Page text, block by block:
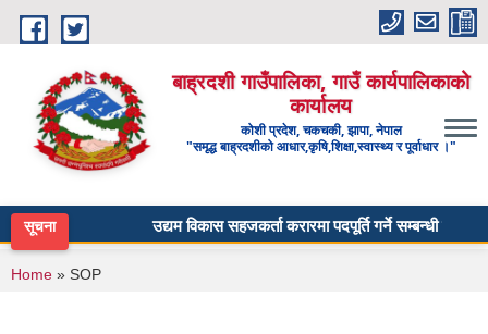
Skip to main content
बाह्रदशी गाउँपालिका, गाउँ कार्यपालिकाको
कार्यालय
कोशी प्रदेश, चकचकी, झापा, नेपाल
"समृद्ध बाह्रदशीको आधार,कृषि,शिक्षा,स्वास्थ्य र पूर्वाधार ।"
सूचना उद्यम विकास सहजकर्ता करारमा पदपूर्ति गर्ने सम्बन्धी सूचना ।
You are here
Home » SOP